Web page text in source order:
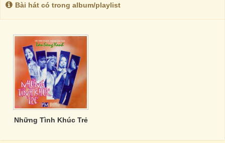
Bài hát có trong album/playlist
Những Tình Khúc Trẻ